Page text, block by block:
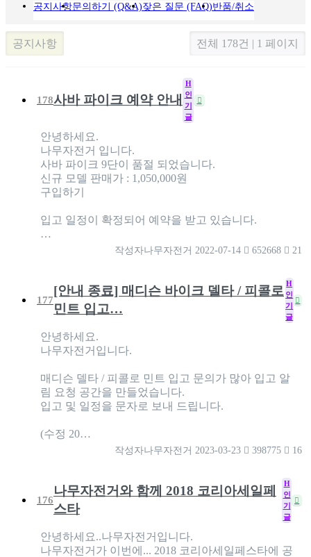
공지사항문의하기 (Q&A)잦은 질문 (FAQ)반품/취소
공지사항 전체 178건 | 1 페이지
178사바 파이크 예약 안내
H
인
기
글
안녕하세요.
나무자전거 입니다.
사바 파이크 9단이 품절 되었습니다.
신규 모델 판매가 : 1,050,000원
구입하기
입고 일정이 확정되어 예약을 받고 있습니다.
…
작성자나무자전거 2022-07-14 652668 21
177
[안내 종료] 매디슨 바이크 델타 / 피콜로
민트 입고…
H
인
기
글
안녕하세요.
나무자전거입니다.
매디슨 델타 / 피콜로 민트 입고 문의가 많아 입고 알
림 요청 공간을 만들었습니다.
입고 및 일정을 문자로 보내 드립니다.
(수정 20…
작성자나무자전거 2023-03-23 398775 16
176
나무자전거와 함께 2018 코리아세일페
스타
H
인
기
글
안녕하세요..나무자전거입니다.
나무자전거가 이번에... 2018 코리아세일페스타에 공